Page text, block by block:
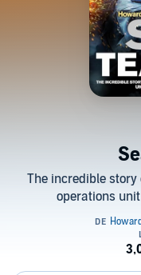
The incredible
operations